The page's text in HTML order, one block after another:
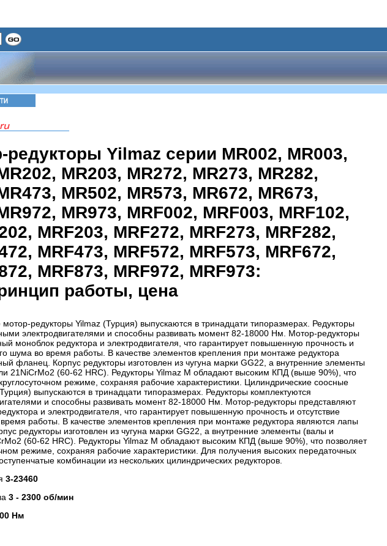
Yilmaz серии MR002, MR003,
MR203, MR272, MR273, MR282,
MR502, MR573, MR672, MR673,
MR973, MRF002, MRF003, MRF102,
MRF203, MRF272, MRF273, MRF282,
MRF473, MRF572, MRF573, MRF672,
MRF873, MRF972, MRF973:
работы, цена
редукторы Yilmaz (Турция) выпускаются в тринадцати типоразмерах. Редукторы
электродвигателями и способны развивать момент 82-18000 Нм. Мотор-редукторы
моноблок редуктора и электродвигателя, что гарантирует повышенную прочность и
шума во время работы. В качестве элементов крепления при монтаже редуктора
фланец. Корпус редукторы изготовлен из чугуна марки GG22, а внутренние элементы
21NiCrMo2 (60-62 HRC). Редукторы Yilmaz M обладают высоким КПД (выше 90%), что
режиме, сохраняя рабочие характеристики. Цилиндрические соосные
выпускаются в тринадцати типоразмерах. Редукторы комплектуются
и способны развивать момент 82-18000 Нм. Мотор-редукторы представляют
и электродвигателя, что гарантирует повышенную прочность и отсутствие
работы. В качестве элементов крепления при монтаже редуктора являются лапы
редукторы изготовлен из чугуна марки GG22, а внутренние элементы (валы и
(60-62 HRC). Редукторы Yilmaz M обладают высоким КПД (выше 90%), что позволяет
режиме, сохраняя рабочие характеристики. Для получения высоких передаточных
комбинации из нескольких цилиндрических редукторов.
3-23460
3 - 2300 об/мин
Нм